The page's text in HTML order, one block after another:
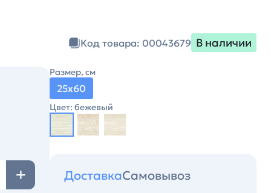
Код товара: 00043679 В наличии
Размер, см
25х60
Цвет: бежевый
ДоставкаСамовывоз